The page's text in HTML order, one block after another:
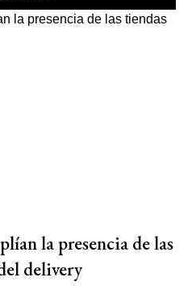
la presencia de las
delivery